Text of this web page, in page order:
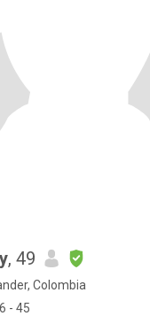
, 49
Colombia
- 45